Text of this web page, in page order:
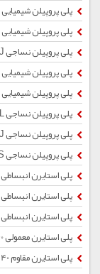
پلی پروپیلن شیمیایی EP440L
پلی پروپیلن شیمیایی EP548R
پلی پروپیلن نساجی HP550J
پلی پروپیلن شیمیایی EP440G
پلی پروپیلن شیمیایی EPC40R
پلی پروپیلن نساجی ZH510L
پلی پروپیلن نساجی ZH550J
پلی پروپیلن نساجی Z30S
پلی استایرن انبساطی 400
پلی استایرن انبساطی 200
پلی استایرن انبساطی 300
پلی استایرن معمولی 1540
پلی استایرن مقاوم 7240